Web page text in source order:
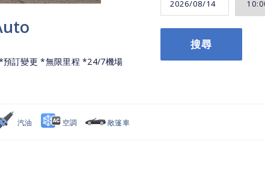
訂變更 *無限里程 *24/7機場
搜尋
汽油 空調 敞篷車